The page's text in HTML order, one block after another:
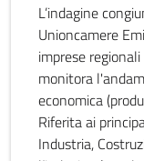
L’indagine
Unioncamere
imprese
monitora
economica
Riferita ai
Industria,